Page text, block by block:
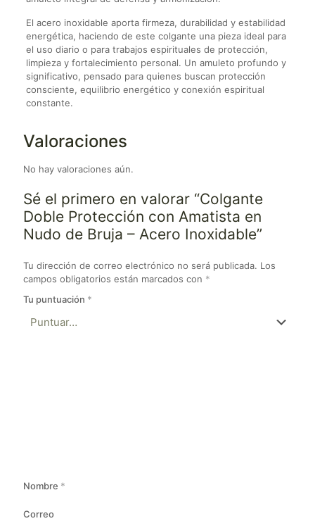
El acero inoxidable aporta firmeza, durabilidad y estabilidad
energética, haciendo de este colgante una pieza ideal para
el uso diario o para trabajos espirituales de protección,
limpieza y fortalecimiento personal. Un amuleto profundo y
significativo, pensado para quienes buscan protección
consciente, equilibrio energético y conexión espiritual
constante.
Valoraciones
No hay valoraciones aún.
Sé el primero en valorar “Colgante
Doble Protección con Amatista en
Nudo de Bruja – Acero Inoxidable”
Tu dirección de correo electrónico no será publicada. Los
campos obligatorios están marcados con *
Tu puntuación *
Nombre *
Correo